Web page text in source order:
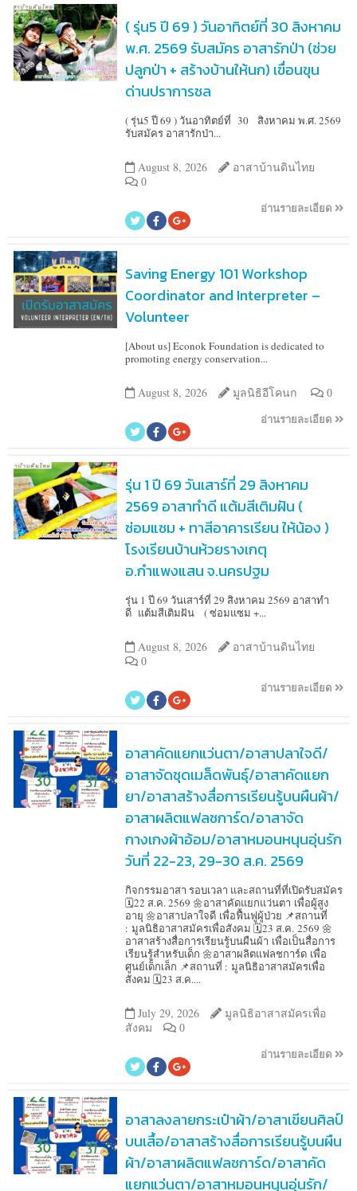
( รุ่น5 ปี 69 ) วันอาทิตย์ที่ 30 สิงหาคม
พ.ศ. 2569 รับสมัคร อาสารักป่า (ช่วย
ปลูกป่า + สร้างบ้านให้นก) เขื่อนขุน
ด่านปราการชล
( รุ่น5 ปี 69 ) วันอาทิตย์ที่ 30 สิงหาคม พ.ศ. 2569
รับสมัคร อาสารักป่า...
August 8, 2026 อาสาบ้านดินไทย
0
อ่านรายละเอียด
Saving Energy 101 Workshop
Coordinator and Interpreter –
Volunteer
[About us] Econok Foundation is dedicated to
promoting energy conservation...
August 8, 2026 มูลนิธิอีโคนก 0
อ่านรายละเอียด
รุ่น 1 ปี 69 วันเสาร์ที่ 29 สิงหาคม
2569 อาสาทำดี แต้มสีเติมฝัน (
ซ่อมแซม + ทาสีอาคารเรียน ให้น้อง )
โรงเรียนบ้านห้วยรางเกตุ
อ.กำแพงแสน จ.นครปฐม
รุ่น 1 ปี 69 วันเสาร์ที่ 29 สิงหาคม 2569 อาสาทำ
ดี แต้มสีเติมฝัน ( ซ่อมแซม +...
August 8, 2026 อาสาบ้านดินไทย
0
อ่านรายละเอียด
อาสาคัดแยกแว่นตา/อาสาปลาใจดี/
อาสาจัดชุดเมล็ดพันธุ์/อาสาคัดแยก
ยา/อาสาสร้างสื่อการเรียนรู้บนผืนผ้า/
อาสาผลิตแฟลชการ์ด/อาสาจัด
กางเกงผ้าอ้อม/อาสาหมอนหนุนอุ่นรัก
วันที่ 22-23, 29-30 ส.ค. 2569
กิจกรรมอาสา รอบเวลา และสถานที่ที่เปิดรับสมัคร
🗓️22 ส.ค. 2569 🌼อาสาคัดแยกแว่นตา เพื่อผู้สูง
อายุ 🌼อาสาปลาใจดี เพื่อฟื้นฟูผู้ป่วย 📌สถานที่
: มูลนิธิอาสาสมัครเพื่อสังคม 🗓️23 ส.ค. 2569 🌼
อาสาสร้างสื่อการเรียนรู้บนผืนผ้า เพื่อเป็นสื่อการ
เรียนรู้สำหรับเด็ก 🌼อาสาผลิตแฟลชการ์ด เพื่อ
ศูนย์เด็กเล็ก 📌สถานที่ : มูลนิธิอาสาสมัครเพื่อ
สังคม 🗓️23 ส.ค....
July 29, 2026
มูลนิธิอาสาสมัครเพื่อ
สังคม
0
อ่านรายละเอียด
อาสาลงลายกระเป๋าผ้า/อาสาเขียนศิลป์
บนเสื้อ/อาสาสร้างสื่อการเรียนรู้บนผืน
ผ้า/อาสาผลิตแฟลชการ์ด/อาสาคัด
แยกแว่นตา/อาสาหมอนหนุนอุ่นรัก/